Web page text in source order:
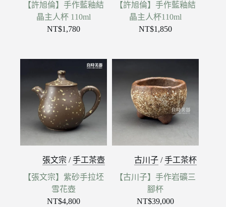
【許旭倫】手作藍釉結
晶主人杯 110ml
NT$1,780
【許旭倫】手作藍釉結
晶主人杯110ml
NT$1,850
張文宗 /手工茶壺
【張文宗】紫砂手拉坯
雪花壺
NT$4,800
古川子 /手工茶杯
【古川子】手作岩礦三
腳杯
NT$39,000